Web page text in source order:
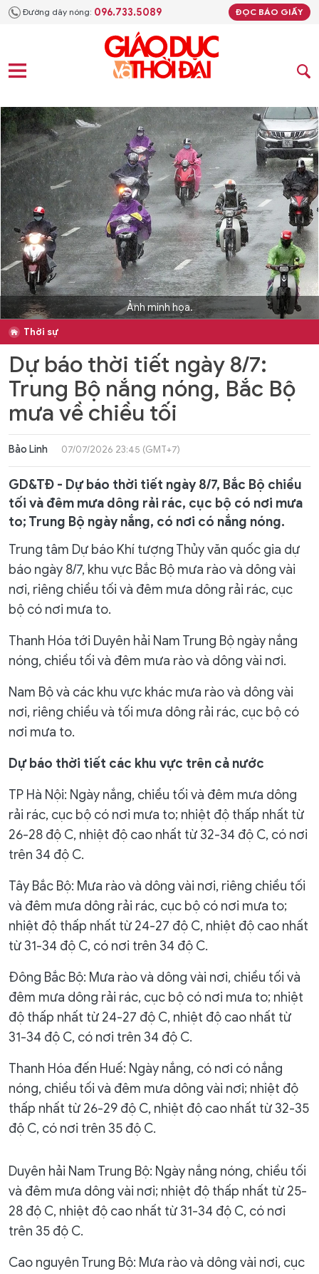
Đường dây nóng: 096.733.5089 ĐỌC BÁO GIẤY
Ảnh minh họa.
Thời sự
Dự báo thời tiết ngày 8/7:
Trung Bộ nắng nóng, Bắc Bộ
mưa về chiều tối
Bảo Linh 07/07/2026 23:45 (GMT+7)
GD&TĐ - Dự báo thời tiết ngày 8/7, Bắc Bộ chiều
tối và đêm mưa dông rải rác, cục bộ có nơi mưa
to; Trung Bộ ngày nắng, có nơi có nắng nóng.
Trung tâm Dự báo Khí tượng Thủy văn quốc gia dự
báo ngày 8/7, khu vực Bắc Bộ mưa rào và dông vài
nơi, riêng chiều tối và đêm mưa dông rải rác, cục
bộ có nơi mưa to.
Thanh Hóa tới Duyên hải Nam Trung Bộ ngày nắng
nóng, chiều tối và đêm mưa rào và dông vài nơi.
Nam Bộ và các khu vực khác mưa rào và dông vài
nơi, riêng chiều và tối mưa dông rải rác, cục bộ có
nơi mưa to.
Dự báo thời tiết các khu vực trên cả nước
TP Hà Nội: Ngày nắng, chiều tối và đêm mưa dông
rải rác, cục bộ có nơi mưa to; nhiệt độ thấp nhất từ
26-28 độ C, nhiệt độ cao nhất từ 32-34 độ C, có nơi
trên 34 độ C.
Tây Bắc Bộ: Mưa rào và dông vài nơi, riêng chiều tối
và đêm mưa dông rải rác, cục bộ có nơi mưa to;
nhiệt độ thấp nhất từ 24-27 độ C, nhiệt độ cao nhất
từ 31-34 độ C, có nơi trên 34 độ C.
Đông Bắc Bộ: Mưa rào và dông vài nơi, chiều tối và
đêm mưa dông rải rác, cục bộ có nơi mưa to; nhiệt
độ thấp nhất từ 24-27 độ C, nhiệt độ cao nhất từ
31-34 độ C, có nơi trên 34 độ C.
Thanh Hóa đến Huế: Ngày nắng, có nơi có nắng
nóng, chiều tối và đêm mưa dông vài nơi; nhiệt độ
thấp nhất từ 26-29 độ C, nhiệt độ cao nhất từ 32-35
độ C, có nơi trên 35 độ C.
Duyên hải Nam Trung Bộ: Ngày nắng nóng, chiều tối
và đêm mưa dông vài nơi; nhiệt độ thấp nhất từ 25-
28 độ C, nhiệt độ cao nhất từ 31-34 độ C, có nơi
trên 35 độ C.
Cao nguyên Trung Bộ: Mưa rào và dông vài nơi, cục